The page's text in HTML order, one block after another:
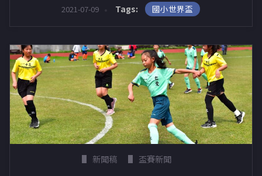
2021-07-09 Tags: 國小世界盃
新聞稿 盃賽新聞